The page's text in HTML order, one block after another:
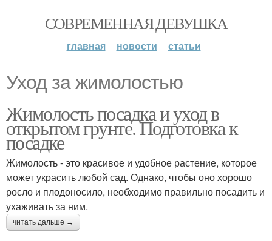
СОВРЕМЕННАЯ ДЕВУШКА
главная новости статьи
Уход за жимолостью
Жимолость посадка и уход в
открытом грунте. Подготовка к
посадке
Жимолость - это красивое и удобное растение, которое
может украсить любой сад. Однако, чтобы оно хорошо
росло и плодоносило, необходимо правильно посадить и
ухаживать за ним.
читать дальше →